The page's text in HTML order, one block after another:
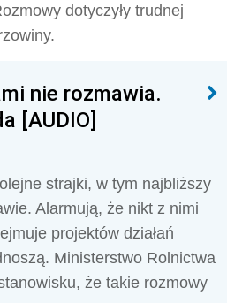
dotyczyły trudnej
nie rozmawia.
[AUDIO]
strajki, w tym najbliższy
Alarmują, że nikt z nimi
projektów działań
Ministerstwo Rolnictwa
że takie rozmowy